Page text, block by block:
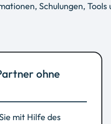
Schulungen, Tools
ohne
mit Hilfe des